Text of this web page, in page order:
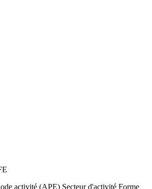
activité (APE) Secteur d'activité Forme